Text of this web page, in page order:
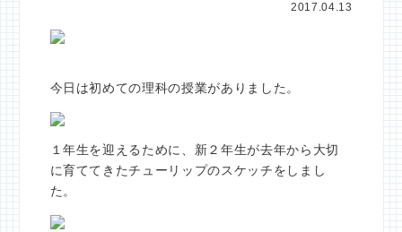
2017.04.13
今日は初めての理科の授業がありました。
１年生を迎えるために、新２年生が去年から大切
に育ててきたチューリップのスケッチをしまし
た。